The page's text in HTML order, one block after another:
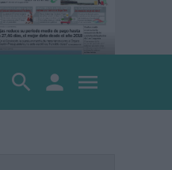
search person menu